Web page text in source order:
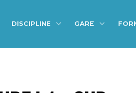
DISCIPLINE GARE